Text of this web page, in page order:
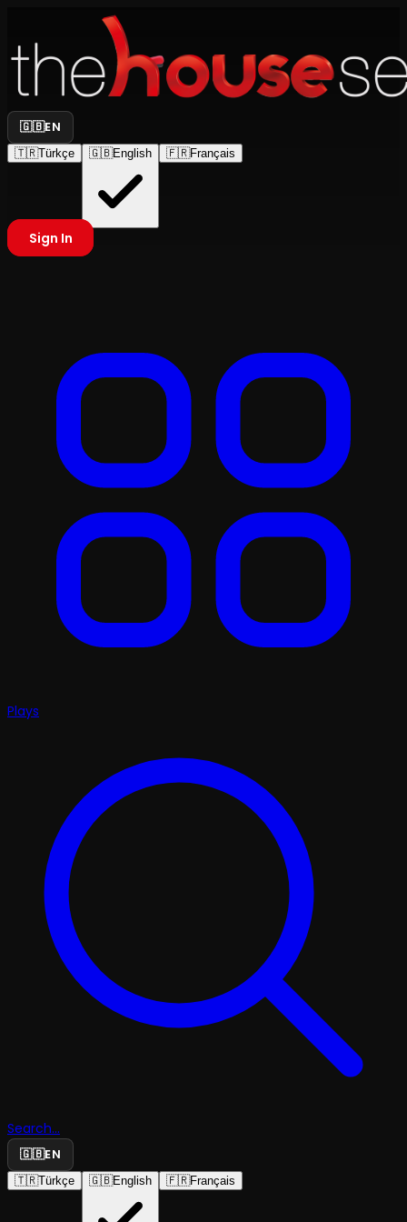
🇬🇧EN
🇹🇷Türkçe 🇬🇧English 🇫🇷Français
Sign In
Plays
Search...
🇬🇧EN
🇹🇷Türkçe 🇬🇧English 🇫🇷Français